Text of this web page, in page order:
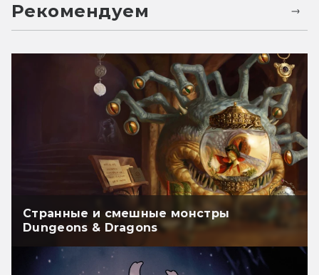
Рекомендуем
Странные и смешные монстры
Dungeons & Dragons